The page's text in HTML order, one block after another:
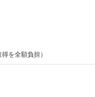
を全額負担）